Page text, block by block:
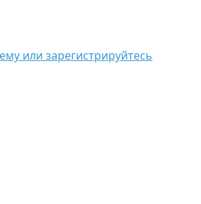
или зарегистрируйтесь